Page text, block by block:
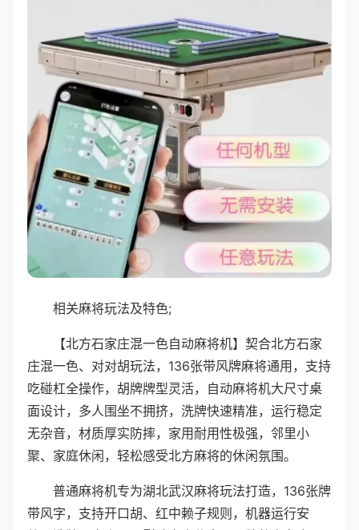
相关麻将玩法及特色;
【北方石家庄混一色自动麻将机】契合北方石家
庄混一色、对对胡玩法，136张带风牌麻将通用，支持
吃碰杠全操作，胡牌牌型灵活，自动麻将机大尺寸桌
面设计，多人围坐不拥挤，洗牌快速精准，运行稳定
无杂音，材质厚实防摔，家用耐用性极强，邻里小
聚、家庭休闲，轻松感受北方麻将的休闲氛围。
普通麻将机专为湖北武汉麻将玩法打造，136张牌
带风字，支持开口胡、红中赖子规则，机器运行安